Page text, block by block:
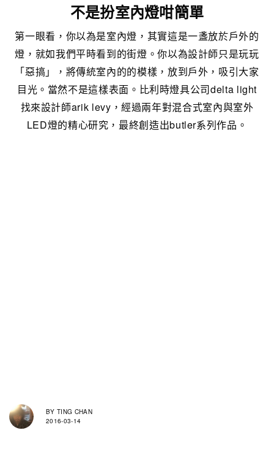
不是扮室內燈咁簡單
第一眼看，你以為是室內燈，其實這是一盞放於戶外的
燈，就如我們平時看到的街燈。你以為設計師只是玩玩
「惡搞」，將傳統室內的的模樣，放到戶外，吸引大家
目光。當然不是這樣表面。比利時燈具公司delta light
找來設計師arik levy，經過兩年對混合式室內與室外
LED燈的精心研究，最終創造出butler系列作品。
BY TING CHAN
2016-03-14